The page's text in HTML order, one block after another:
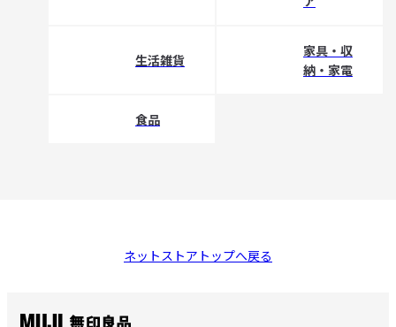
生活雑貨
家具・収
納・家電
食品
ネットストアトップへ戻る